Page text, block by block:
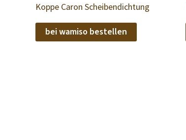
Koppe Caron Scheibendichtung
bei wamiso bestellen